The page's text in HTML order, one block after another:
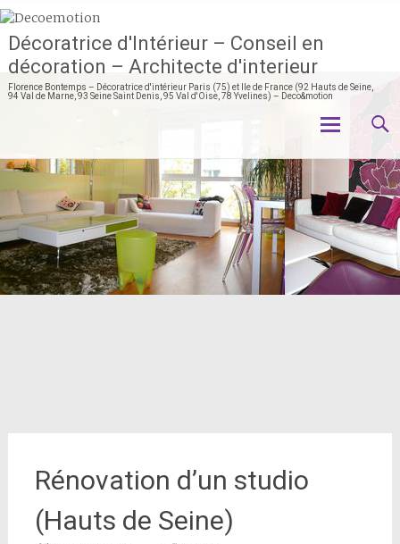
Décoratrice d'Intérieur – Conseil en
décoration – Architecte d'interieur
Florence Bontemps – Décoratrice d'intérieur Paris (75) et Ile de France (92 Hauts de Seine,
94 Val de Marne, 93 Seine Saint Denis, 95 Val d'Oise, 78 Yvelines) – Deco&motion
contenu
principal
Rénovation d’un studio
(Hauts de Seine)